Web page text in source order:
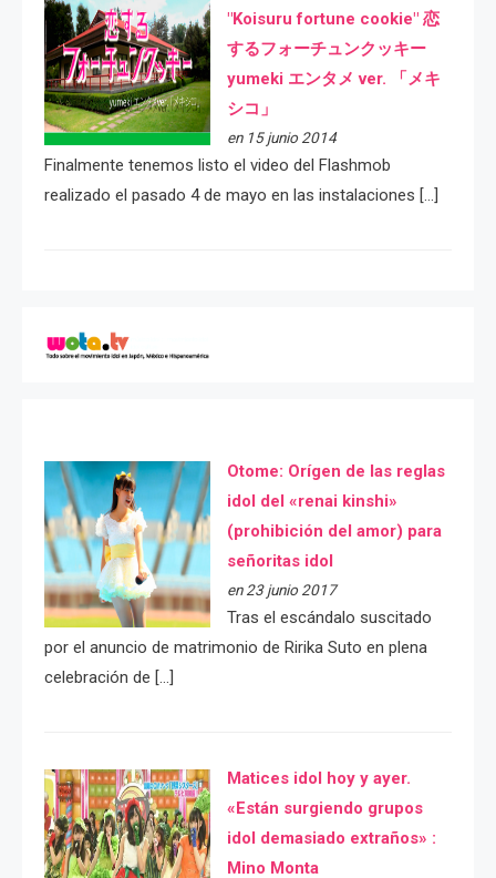
"Koisuru fortune cookie" 恋
するフォーチュンクッキー
yumeki エンタメ ver. 「メキ
シコ」
en 15 junio 2014
Finalmente tenemos listo el video del Flashmob
realizado el pasado 4 de mayo en las instalaciones […]
Otome: Orígen de las reglas
idol del «renai kinshi»
(prohibición del amor) para
señoritas idol
en 23 junio 2017
Tras el escándalo suscitado
por el anuncio de matrimonio de Ririka Suto en plena
celebración de […]
Matices idol hoy y ayer.
«Están surgiendo grupos
idol demasiado extraños» :
Mino Monta